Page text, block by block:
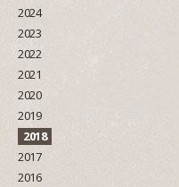
2024
2023
2022
2021
2020
2019
2018
2017
2016